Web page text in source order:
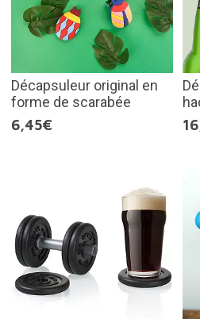
Décapsuleur original en
forme de scarabée
6,45€